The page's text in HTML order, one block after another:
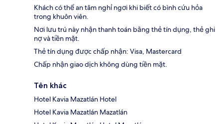
Khách có thể an tâm nghỉ ngơi khi biết có bình cứu hỏa
trong khuôn viên.
Nơi lưu trú này nhận thanh toán bằng thẻ tín dụng, thẻ ghi
nợ và tiền mặt.
Thẻ tín dụng được chấp nhận: Visa, Mastercard
Chấp nhận giao dịch không dùng tiền mặt.
Tên khác
Hotel Kavia Mazatlán Hotel
Hotel Kavia Mazatlán Mazatlán